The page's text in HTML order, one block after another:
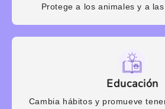
Protege a los animales y a las
Educación
Cambia hábitos y promueve